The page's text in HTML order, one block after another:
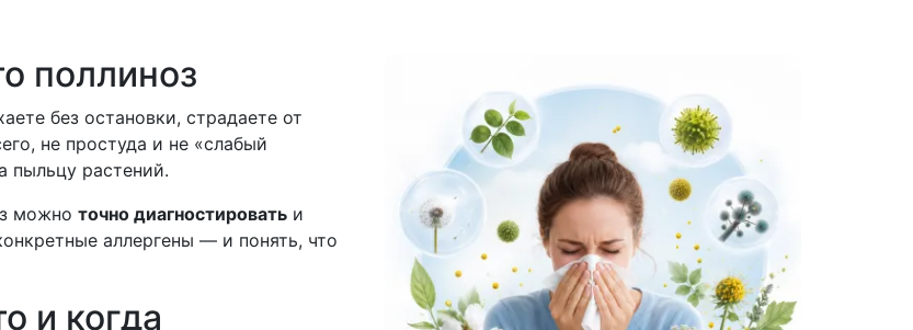
поллиноз
без остановки, страдаете от
не простуда и не «слабый
пыльцу растений.
можно точно диагностировать и
аллергены — и понять, что
и когда